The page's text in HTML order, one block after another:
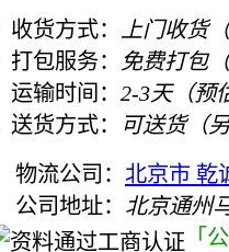
收货方式：
上门收货
打包服务：
免费打包
运输时间： 2-3天（预
送货方式：
可送货（
物流公司： 北京市 乾
公司地址： 北京通州
「